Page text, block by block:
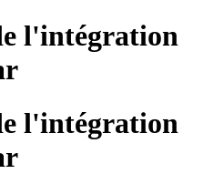
l'intégration
l'intégration